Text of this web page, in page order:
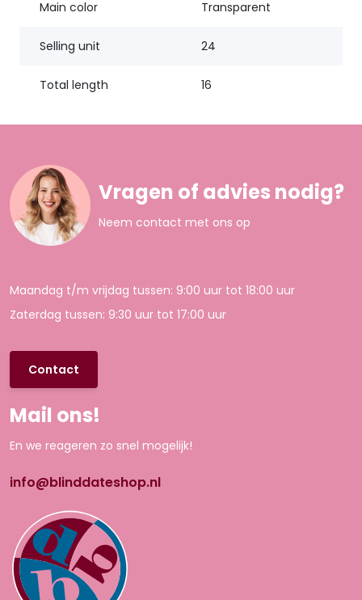
Main color Transparent
Selling unit 24
Total length 16
Vragen of advies nodig?
Neem contact met ons op
Maandag t/m vrijdag tussen: 9:00 uur tot 18:00 uur
Zaterdag tussen: 9:30 uur tot 17:00 uur
Contact
Mail ons!
En we reageren zo snel mogelijk!
info@blinddateshop.nl